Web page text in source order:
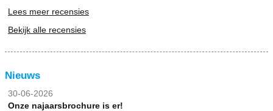
Lees meer recensies
Bekijk alle recensies
Nieuws
30-06-2026
Onze najaarsbrochure is er!